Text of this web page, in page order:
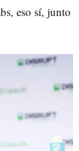
eso sí, junto